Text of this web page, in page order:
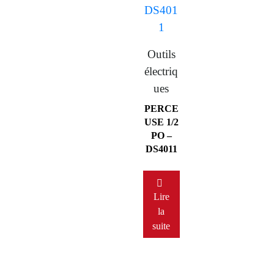
Outils
électriq
ues
PERCE
USE 1/2
PO –
DS4011
Lire
la
suite